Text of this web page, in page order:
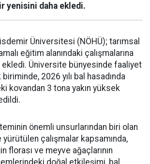
yenisini daha ekledi.
Üniversitesi (NÖHÜ); tarımsal
eğitim alanındaki çalışmalarına
ekledi. Üniversite bünyesinde faaliyet
biriminde, 2026 yılı bal hasadında
kovandan 3 tona yakın yüksek
önemli unsurlarından biri olan
yürütülen çalışmalar kapsamında,
florası ve meyve ağaçlarının
doğal etkileşimi, bal